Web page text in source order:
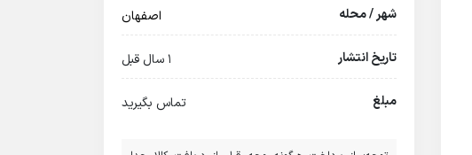
شهر / محله اصفهان
تاریخ انتشار 1 سال قبل
مبلغ تماس بگیرید